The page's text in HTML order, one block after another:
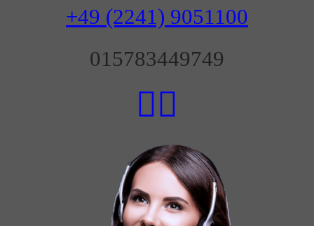
+49 (2241) 9051100
015783449749